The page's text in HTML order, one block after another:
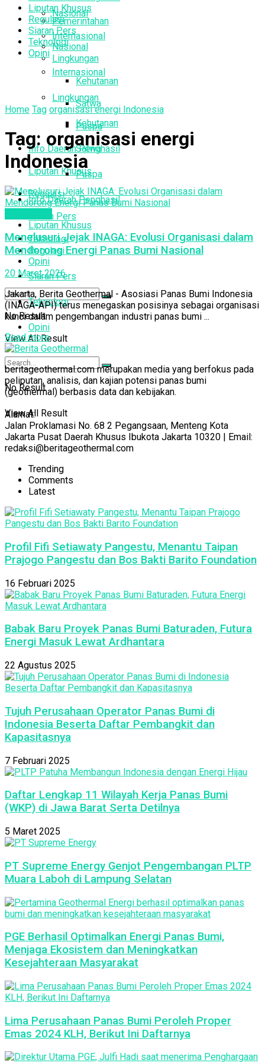
Nasional
Internasional
Lingkungan
Kehutanan
Satwa
Puspa
Info Daerah Penghasil
Liputan Khusus
Regulasi
Siaran Pers
Teknologi
Opini
No Result
View All Result
Pemerintahan
Nasional
Internasional
Lingkungan
Kehutanan
Satwa
Puspa
Info Daerah Penghasil
Liputan Khusus
Regulasi
Siaran Pers
Teknologi
Opini
No Result
View All Result
Liputan Khusus
Regulasi
Siaran Pers
Teknologi
Opini
Home Tag organisasi energi Indonesia
Tag: organisasi energi
Indonesia
Menelusuri Jejak INAGA: Evolusi Organisasi dalam
Mendorong Energi Panas Bumi Nasional
20 Maret 2026
Jakarta, Berita Geothermal - Asosiasi Panas Bumi Indonesia
(INAGA-API) terus menegaskan posisinya sebagai organisasi
kunci dalam pengembangan industri panas bumi ...
Read more
beritageothermal.com merupakan media yang berfokus pada
peliputan, analisis, dan kajian potensi panas bumi
(geothermal) berbasis data dan kebijakan.
Alamat:
Jalan Proklamasi No. 68 2 Pegangsaan, Menteng Kota
Jakarta Pusat Daerah Khusus Ibukota Jakarta 10320 | Email:
redaksi@beritageothermal.com
Trending
Comments
Latest
Profil Fifi Setiawaty Pangestu, Menantu Taipan
Prajogo Pangestu dan Bos Bakti Barito Foundation
16 Februari 2025
Babak Baru Proyek Panas Bumi Baturaden, Futura
Energi Masuk Lewat Ardhantara
22 Agustus 2025
Tujuh Perusahaan Operator Panas Bumi di
Indonesia Beserta Daftar Pembangkit dan
Kapasitasnya
7 Februari 2025
Daftar Lengkap 11 Wilayah Kerja Panas Bumi
(WKP) di Jawa Barat Serta Detilnya
5 Maret 2025
PT Supreme Energy Genjot Pengembangan PLTP
Muara Laboh di Lampung Selatan
PGE Berhasil Optimalkan Energi Panas Bumi,
Menjaga Ekosistem dan Meningkatkan
Kesejahteraan Masyarakat
Lima Perusahaan Panas Bumi Peroleh Proper
Emas 2024 KLH, Berikut Ini Daftarnya